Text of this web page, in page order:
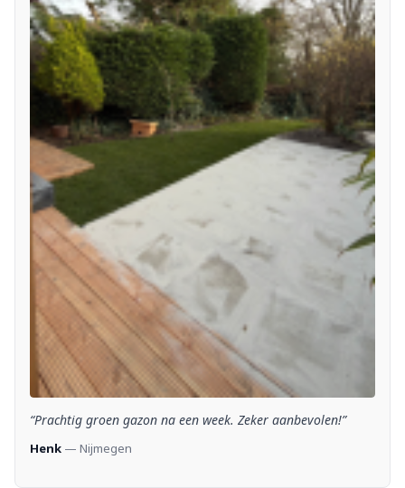
“Prachtig groen gazon na een week. Zeker aanbevolen!”
Henk — Nijmegen